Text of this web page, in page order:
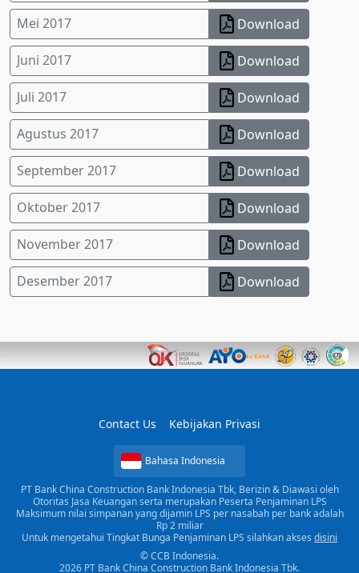
Mei 2017 Download
Juni 2017 Download
Juli 2017 Download
Agustus 2017 Download
September 2017 Download
Oktober 2017 Download
November 2017 Download
Desember 2017 Download
Contact Us Kebijakan Privasi
Bahasa Indonesia
PT Bank China Construction Bank Indonesia Tbk, Berizin & Diawasi oleh
Otoritas Jasa Keuangan serta merupakan Peserta Penjaminan LPS
Maksimum nilai simpanan yang dijamin LPS per nasabah per bank adalah
Rp 2 miliar
Untuk mengetahui Tingkat Bunga Penjaminan LPS silahkan akses disini
© CCB Indonesia.
2026 PT Bank China Construction Bank Indonesia Tbk.